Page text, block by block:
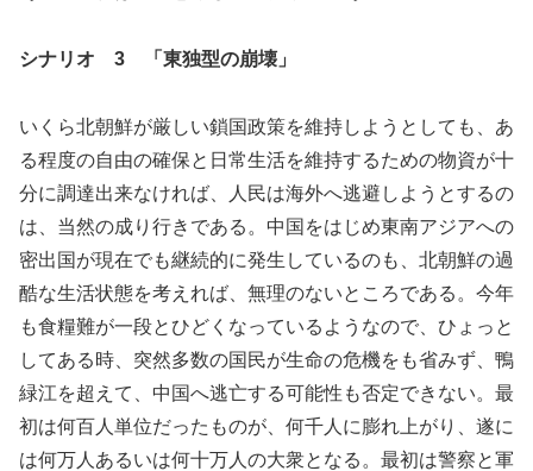
シナリオ 3 「東独型の崩壊」
いくら北朝鮮が厳しい鎖国政策を維持しようとしても、あ
る程度の自由の確保と日常生活を維持するための物資が十
分に調達出来なければ、人民は海外へ逃避しようとするの
は、当然の成り行きである。中国をはじめ東南アジアへの
密出国が現在でも継続的に発生しているのも、北朝鮮の過
酷な生活状態を考えれば、無理のないところである。今年
も食糧難が一段とひどくなっているようなので、ひょっと
してある時、突然多数の国民が生命の危機をも省みず、鴨
緑江を超えて、中国へ逃亡する可能性も否定できない。最
初は何百人単位だったものが、何千人に膨れ上がり、遂に
は何万人あるいは何十万人の大衆となる。最初は警察と軍